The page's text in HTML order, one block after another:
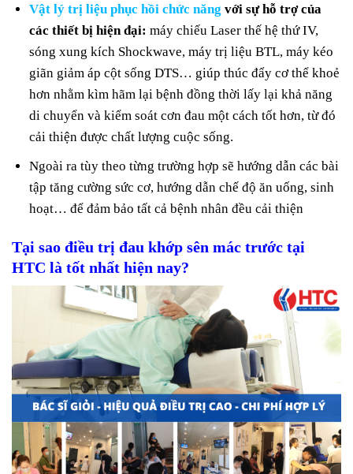
Vật lý trị liệu phục hồi chức năng với sự hỗ trợ của
các thiết bị hiện đại: máy chiếu Laser thế hệ thứ IV,
sóng xung kích Shockwave, máy trị liệu BTL, máy kéo
giãn giảm áp cột sống DTS… giúp thúc đẩy cơ thể khoẻ
hơn nhằm kìm hãm lại bệnh đồng thời lấy lại khả năng
di chuyển và kiểm soát cơn đau một cách tốt hơn, từ đó
cải thiện được chất lượng cuộc sống.
Ngoài ra tùy theo từng trường hợp sẽ hướng dẫn các bài
tập tăng cường sức cơ, hướng dẫn chế độ ăn uống, sinh
hoạt… để đảm bảo tất cả bệnh nhân đều cải thiện
Tại sao điều trị đau khớp sên mác trước tại
HTC là tốt nhất hiện nay?